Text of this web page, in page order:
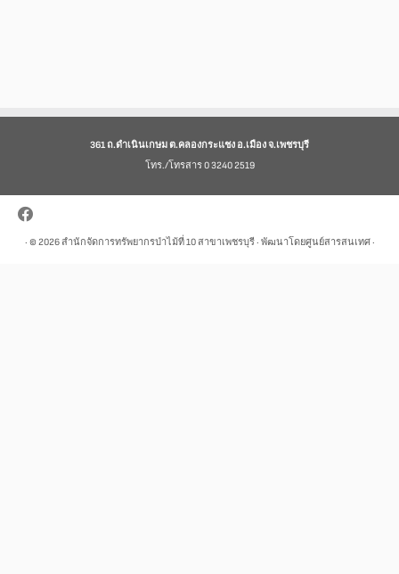
361 ถ.ดำเนินเกษม ต.คลองกระแชง อ.เมือง จ.เพชรบุรี
โทร./โทรสาร 0 3240 2519
· © 2026สำนักจัดการทรัพยากรป่าไม้ที่ 10 สาขาเพชรบุรี· พัฒนาโดยศูนย์สารสนเทศ ·